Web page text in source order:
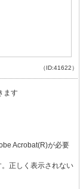
（ID:41622）
ます
Acrobat(R)が必要
正しく表示されない